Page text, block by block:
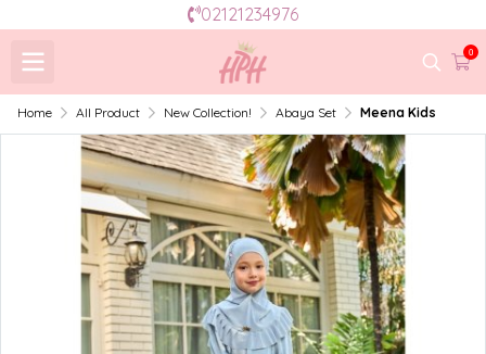
02121234976
0
Home All Product New Collection! Abaya Set Meena Kids